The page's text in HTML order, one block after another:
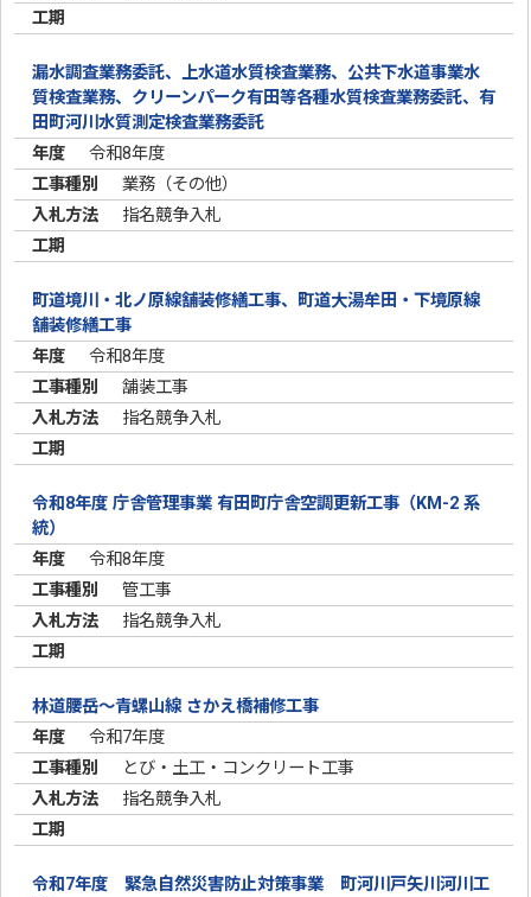
漏水調査業務委託、上水道水質検査業務、公共下水道事業水
質検査業務、クリーンパーク有田等各種水質検査業務委託、有
田町河川水質測定検査業務委託
令和8年度
業務（その他）
指名競争入札
町道境川・北ノ原線舗装修繕工事、町道大湯牟田・下境原線
舗装修繕工事
令和8年度
舗装工事
指名競争入札
令和8年度 庁舎管理事業 有田町庁舎空調更新工事（KM-2 系
統）
令和8年度
管工事
指名競争入札
林道腰岳～青螺山線 さかえ橋補修工事
令和7年度
とび・土工・コンクリート工事
指名競争入札
令和7年度 緊急自然災害防止対策事業 町河川戸矢川河川工